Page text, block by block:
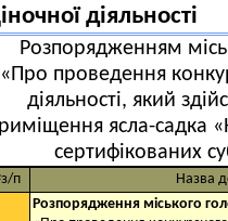
діяльності
Розпорядженням
«Про проведення
діяльності, який
ясла-садка
сертифікованих
п Назва
Розпорядження міського